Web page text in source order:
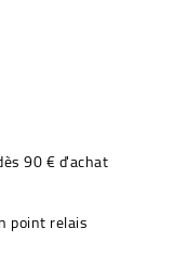
90 € d'achat
point relais